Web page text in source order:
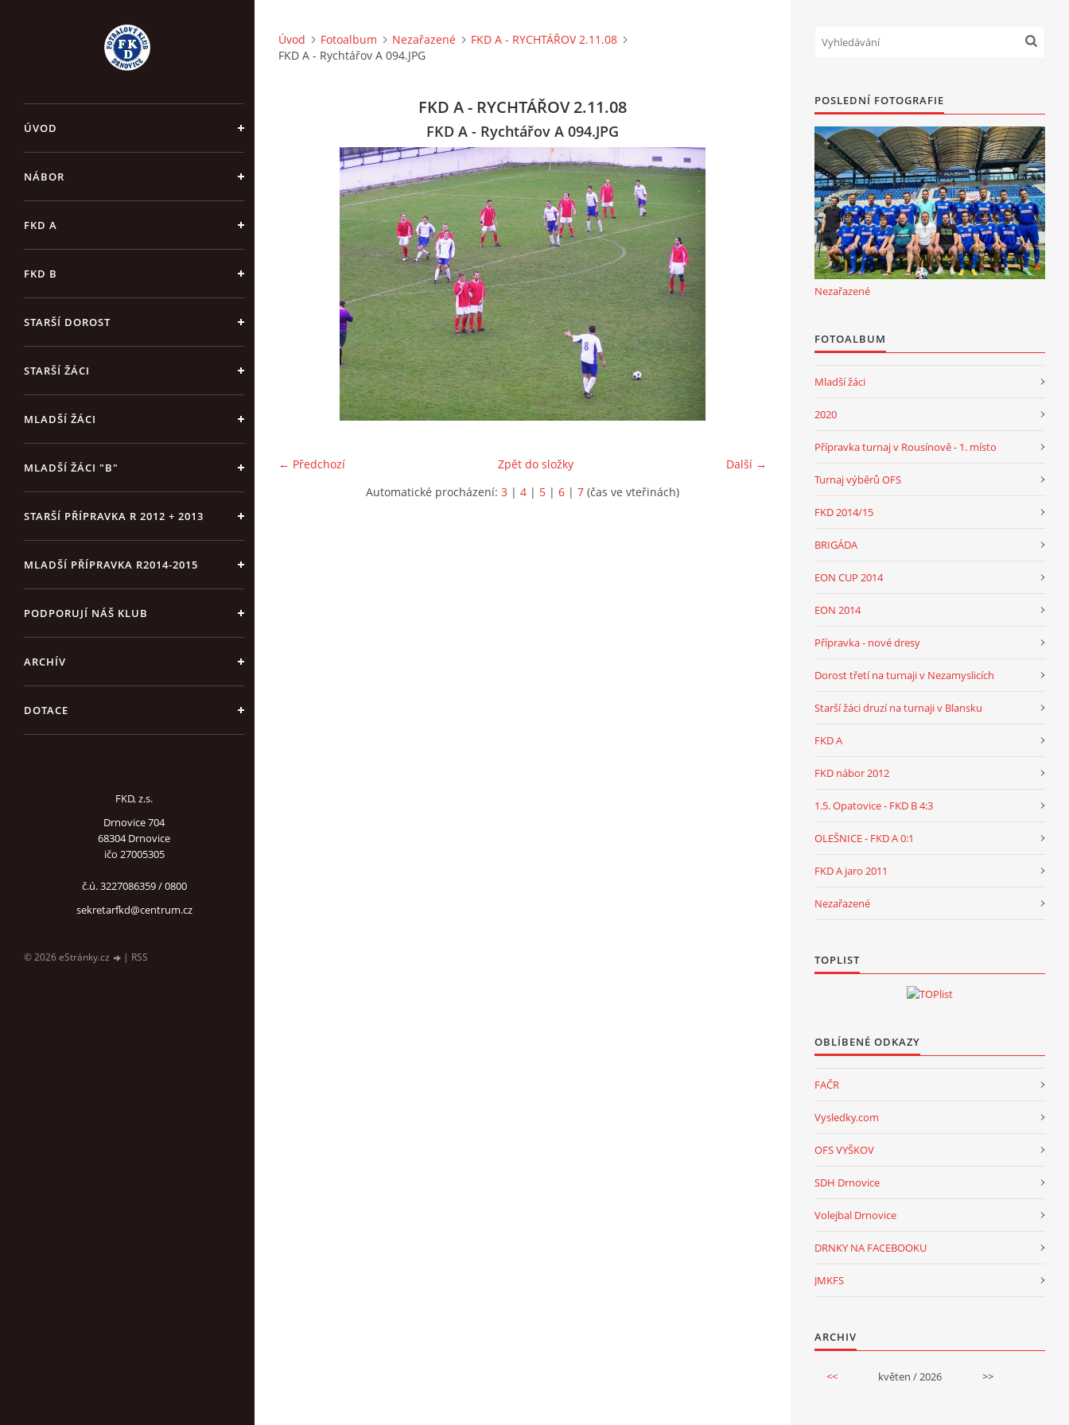
ÚVOD
NÁBOR
FKD A
FKD B
STARŠÍ DOROST
STARŠÍ ŽÁCI
MLADŠÍ ŽÁCI
MLADŠÍ ŽÁCI "B"
STARŠÍ PŘÍPRAVKA R 2012 + 2013
MLADŠÍ PŘÍPRAVKA R2014-2015
PODPORUJÍ NÁŠ KLUB
ARCHÍV
DOTACE
FKD, z.s.
Drnovice 704
68304 Drnovice
ičo 27005305
č.ú. 3227086359 / 0800
sekretarfkd@centrum.cz
© 2026 eStránky.cz | RSS
Úvod Fotoalbum Nezařazené
FKD A - RYCHTÁŘOV 2.11.08
FKD A - Rychtářov A 094.JPG
FKD A - RYCHTÁŘOV 2.11.08
FKD A - Rychtářov A 094.JPG
← Předchozí Další →
Zpět do složky
Automatické procházení: 3 | 4 | 5 | 6 | 7 (čas ve vteřinách)
POSLEDNÍ FOTOGRAFIE
Nezařazené
FOTOALBUM
Mladší žáci
2020
Přípravka turnaj v Rousínově - 1. místo
Turnaj výběrů OFS
FKD 2014/15
BRIGÁDA
EON CUP 2014
EON 2014
Přípravka - nové dresy
Dorost třetí na turnaji v Nezamyslicích
Starší žáci druzí na turnaji v Blansku
FKD A
FKD nábor 2012
1.5. Opatovice - FKD B 4:3
OLEŠNICE - FKD A 0:1
FKD A jaro 2011
Nezařazené
TOPLIST
OBLÍBENÉ ODKAZY
FAČR
Vysledky.com
OFS VYŠKOV
SDH Drnovice
Volejbal Drnovice
DRNKY NA FACEBOOKU
JMKFS
ARCHIV
<< květen / 2026 >>